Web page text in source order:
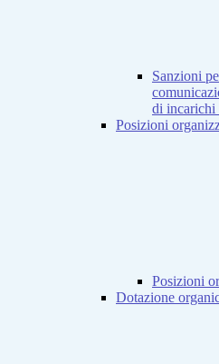
Sanzioni
di incarichi
Posizioni
Posizioni
Dotazione